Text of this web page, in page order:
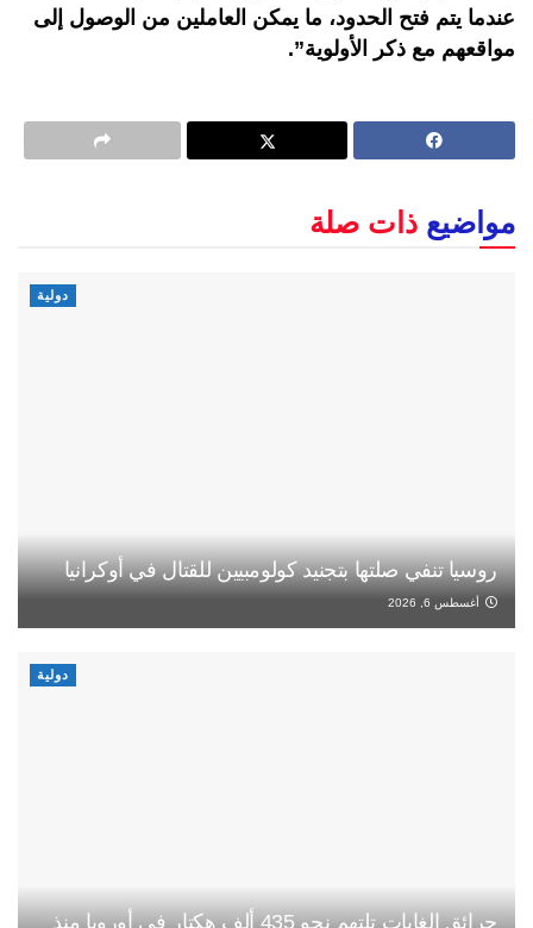
عندما يتم فتح الحدود، ما يمكن العاملين من الوصول إلى
مواقعهم مع ذكر الأولوية”.
مواضيع ذات صلة
دولية
روسيا تنفي صلتها بتجنيد كولومبيين للقتال في أوكرانيا
أغسطس 6, 2026
دولية
حرائق الغابات تلتهم نحو 435 ألف هكتار في أوروبا منذ